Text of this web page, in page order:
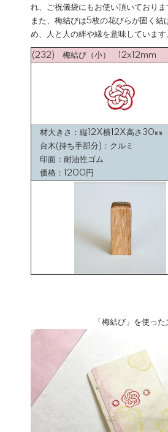
れ、ご祝儀袋にもお使い頂いておりま
また、梅結びは5枚の花びらが固く結
め、人と人の絆や縁を意味しています
(232) 梅結び（小） 12x12mm
材大きさ：縦12X横12X高さ30㎜
台木(持ち手部分)：クルミ
印面：耐油性ゴム
価格：1200円
「梅結び」を使った